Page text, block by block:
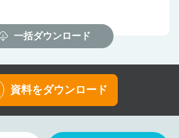
一括ダウンロード
資料をダウンロード